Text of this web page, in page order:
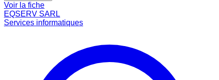
Voir la fiche
EQSERV SARL
Services informatiques